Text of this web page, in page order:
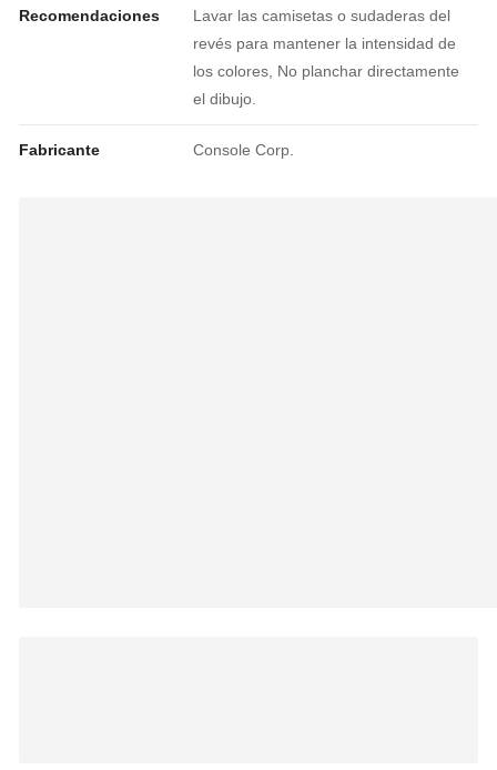
Recomendaciones
Lavar las camisetas o sudaderas del
revés para mantener la intensidad de
los colores, No planchar directamente
el dibujo.
Fabricante Console Corp.